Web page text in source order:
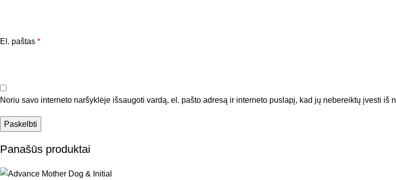
El. paštas *
Noriu savo interneto naršyklėje išsaugoti vardą, el. pašto adresą ir interneto puslapį, kad jų nebereiktų įvesti iš
Panašūs produktai